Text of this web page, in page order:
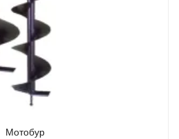
Мотобур